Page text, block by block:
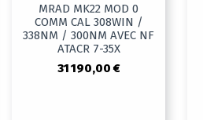
MRAD MK22 MOD 0
COMM CAL 308WIN /
338NM / 300NM AVEC NF
ATACR 7-35X
31 190,00 €